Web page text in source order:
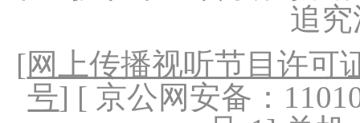
追
[网上传播视听节目许可
号] [ 京公网安备：